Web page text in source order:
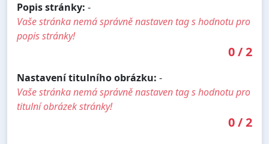
Popis stránky: -
Vaše stránka nemá správně nastaven tag s hodnotu pro
popis stránky!
0/2
Nastavení titulního obrázku: -
Vaše stránka nemá správně nastaven tag s hodnotu pro
titulní obrázek stránky!
0/2